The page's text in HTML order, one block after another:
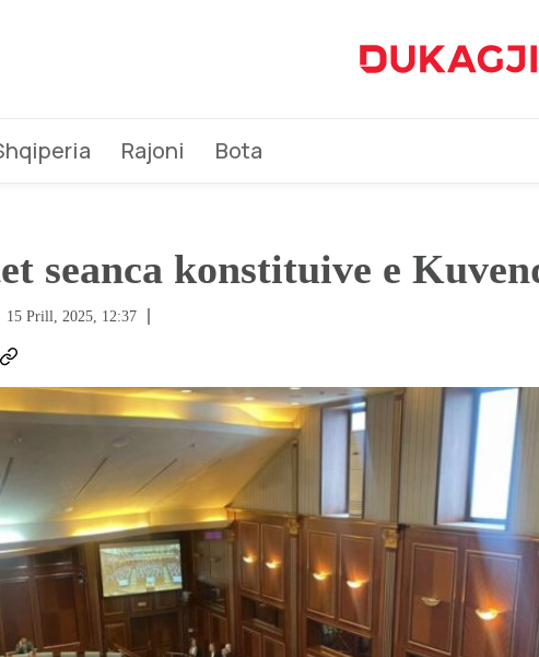
Rajoni Bota
seanca konstituive e
15 Prill, 2025, 12:37